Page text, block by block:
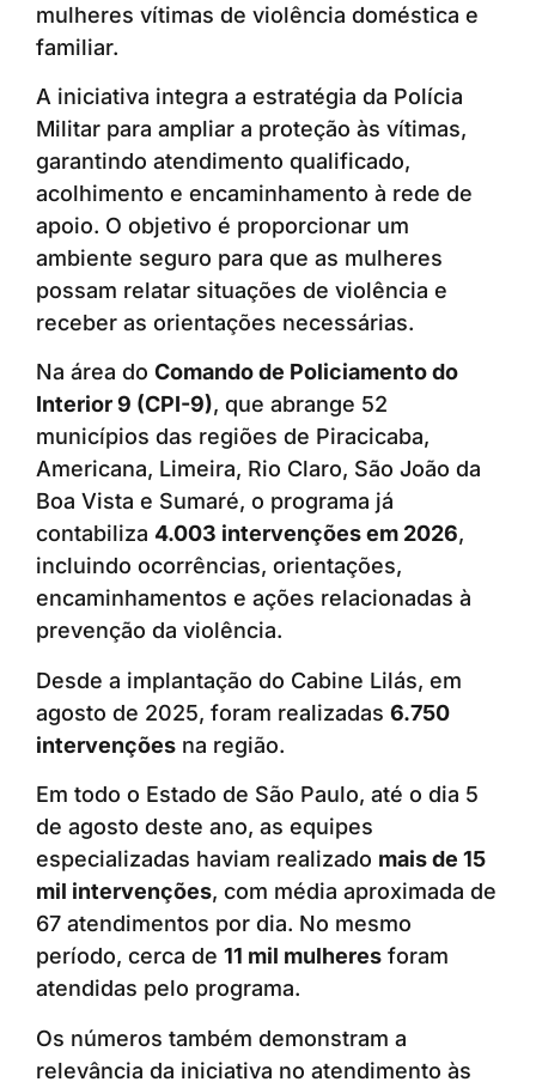
mulheres vítimas de violência doméstica e
familiar.
A iniciativa integra a estratégia da Polícia
Militar para ampliar a proteção às vítimas,
garantindo atendimento qualificado,
acolhimento e encaminhamento à rede de
apoio. O objetivo é proporcionar um
ambiente seguro para que as mulheres
possam relatar situações de violência e
receber as orientações necessárias.
Na área do Comando de Policiamento do
Interior 9 (CPI-9), que abrange 52
municípios das regiões de Piracicaba,
Americana, Limeira, Rio Claro, São João da
Boa Vista e Sumaré, o programa já
contabiliza 4.003 intervenções em 2026,
incluindo ocorrências, orientações,
encaminhamentos e ações relacionadas à
prevenção da violência.
Desde a implantação do Cabine Lilás, em
agosto de 2025, foram realizadas 6.750
intervenções na região.
Em todo o Estado de São Paulo, até o dia 5
de agosto deste ano, as equipes
especializadas haviam realizado mais de 15
mil intervenções, com média aproximada de
67 atendimentos por dia. No mesmo
período, cerca de 11 mil mulheres foram
atendidas pelo programa.
Os números também demonstram a
relevância da iniciativa no atendimento às